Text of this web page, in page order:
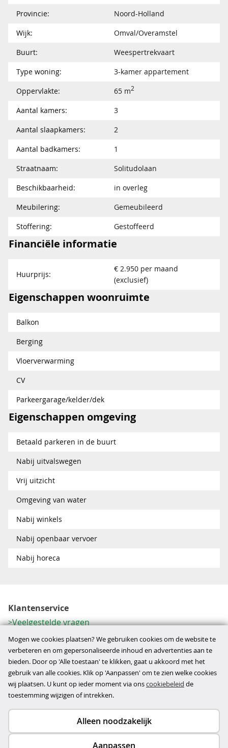
Provincie:
Noord-Holland
Wijk:
Omval/Overamstel
Buurt:
Weespertrekvaart
Type woning:
3-kamer appartement
Oppervlakte:
65 m2
Aantal kamers:
3
Aantal slaapkamers:
2
Aantal badkamers:
1
Straatnaam:
Solitudolaan
Beschikbaarheid:
in overleg
Meubilering:
Gemeubileerd
Stoffering:
Gestoffeerd
Financiële informatie
Huurprijs:
€ 2.950 per maand
(exclusief)
Eigenschappen woonruimte
Balkon
Berging
Vloerverwarming
CV
Parkeergarage/kelder/dek
Eigenschappen omgeving
Betaald parkeren in de buurt
Nabij uitvalswegen
Vrij uitzicht
Omgeving van water
Nabij winkels
Nabij openbaar vervoer
Nabij horeca
Klantenservice
Veelgestelde vragen
Contactformulier
Herroeping
Over ons
Bedrijfsgegevens
Werkwijze
Copyright © 2026
Mogen we cookies plaatsen? We gebruiken cookies om de website te
verbeteren en om gepersonaliseerde inhoud en advertenties aan te
bieden. Door op 'Alle toestaan' te klikken, gaat u akkoord met het
gebruik van alle cookies. Klik op 'Aanpassen' om te zien welke cookies
wij plaatsen. U kunt op ieder moment via onscookiebeleid de
toestemming wijzigen of intrekken.
Alleen noodzakelijk
Aanpassen